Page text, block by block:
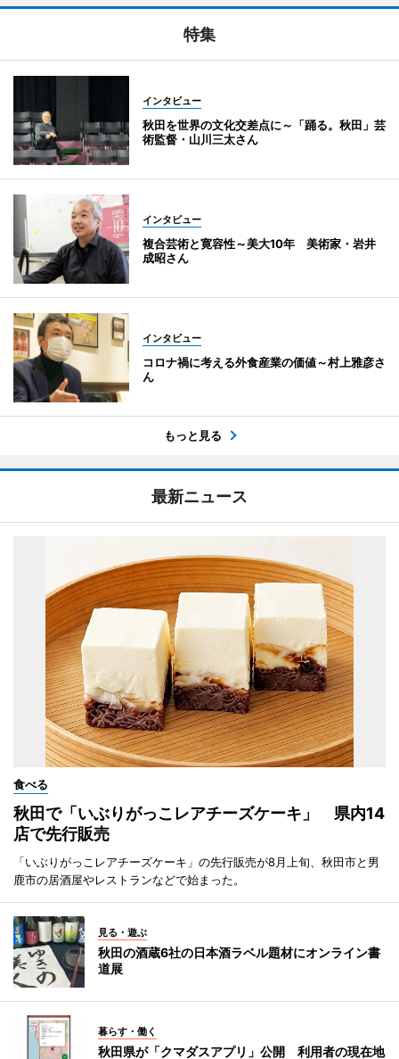
特集
インタビュー
秋田を世界の文化交差点に～「踊る。秋田」芸
術監督・山川三太さん
インタビュー
複合芸術と寛容性～美大10年 美術家・岩井
成昭さん
インタビュー
コロナ禍に考える外食産業の価値～村上雅彦さ
ん
もっと見る
最新ニュース
食べる
秋田で「いぶりがっこレアチーズケーキ」 県内14
店で先行販売
「いぶりがっこレアチーズケーキ」の先行販売が8月上旬、秋田市と男
鹿市の居酒屋やレストランなどで始まった。
見る・遊ぶ
秋田の酒蔵6社の日本酒ラベル題材にオンライン書
道展
暮らす・働く
秋田県が「クマダスアプリ」公開 利用者の現在地